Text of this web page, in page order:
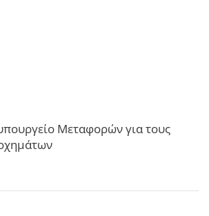
Μεταφορών για τους